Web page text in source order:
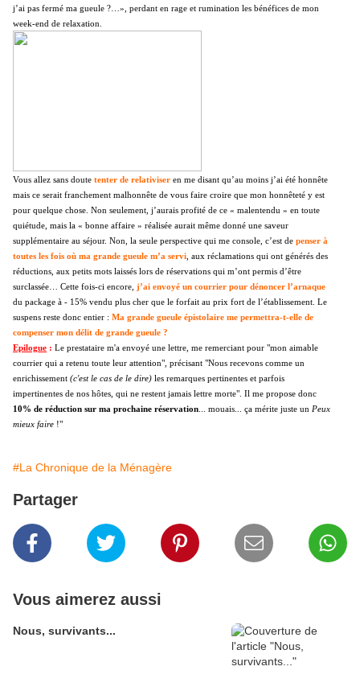
j’ai pas fermé ma gueule ?…», perdant en rage et rumination les bénéfices de mon
week-end de relaxation.
Vous allez sans doute tenter de relativiser en me disant qu’au moins j’ai été honnête
mais ce serait franchement malhonnête de vous faire croire que mon honnêteté y est
pour quelque chose. Non seulement, j’aurais profité de ce « malentendu » en toute
quiétude, mais la « bonne affaire » réalisée aurait même donné une saveur
supplémentaire au séjour. Non, la seule perspective qui me console, c’est de penser à
toutes les fois où ma grande gueule m’a servi , aux réclamations qui ont générés des
réductions, aux petits mots laissés lors de réservations qui m’ont permis d’être
surclassée… Cette fois-ci encore, j’ai envoyé un courrier pour dénoncer l’arnaque
du package à - 15% vendu plus cher que le forfait au prix fort de l’établissement. Le
suspens reste donc entier : Ma grande gueule épistolaire me permettra-t-elle de
compenser mon délit de grande gueule ?
Epilogue : Le prestataire m'a envoyé une lettre, me remerciant pour "mon aimable
courrier qui a retenu toute leur attention", précisant "Nous recevons comme un
enrichissement (c'est le cas de le dire) les remarques pertinentes et parfois
impertinentes de nos hôtes, qui ne restent jamais lettre morte". Il me propose donc
10% de réduction sur ma prochaine réservation ... mouais... ça mérite juste un Peux
mieux faire !"
#La Chronique de la Ménagère
Partager
Vous aimerez aussi
Nous, survivants...